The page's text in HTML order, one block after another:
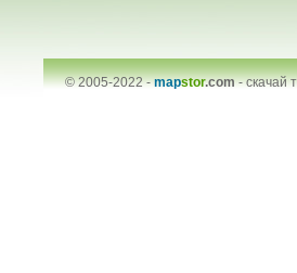
© 2005-2022 -mapstor.com-скачай